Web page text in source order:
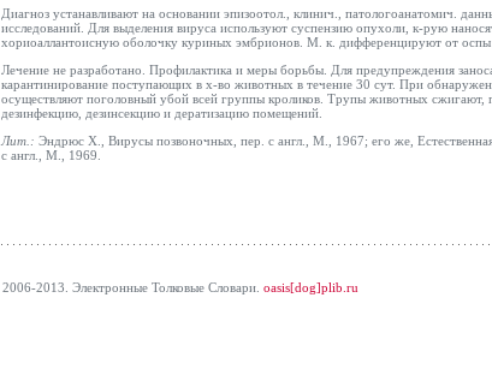
Диагноз устанавливают на основании эпизоотол., клинич., патологоанатомич.
исследований. Для выделения вируса используют суспензию опухоли, к-рую
хориоаллантоисную оболочку куриных эмбрионов. М. к. дифференцируют от оспы
Лечение не разработано. Профилактика и меры борьбы. Для предупреждения
карантинирование поступающих в х-во животных в течение 30 сут. При
осуществляют поголовный убой всей группы кроликов. Трупы животных сжигают,
дезинфекцию, дезинсекцию и дератизацию помещений.
Лит.: Эндрюс X., Вирусы позвоночных, пер. с англ., М., 1967; его же, Естественная
с англ., М., 1969.
2006-2013. Электронные Толковые Cловари. oasis[dog]plib.ru